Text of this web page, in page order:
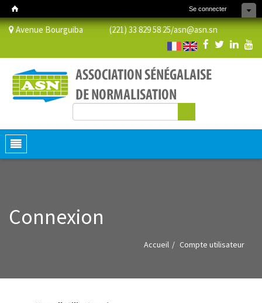
Se connecter
Avenue Bourguiba (221) 33 829 58 25/asn@asn.sn
Formulaire de recherche
Toggle
navigation
Connexion
Accueil Compte utilisateur